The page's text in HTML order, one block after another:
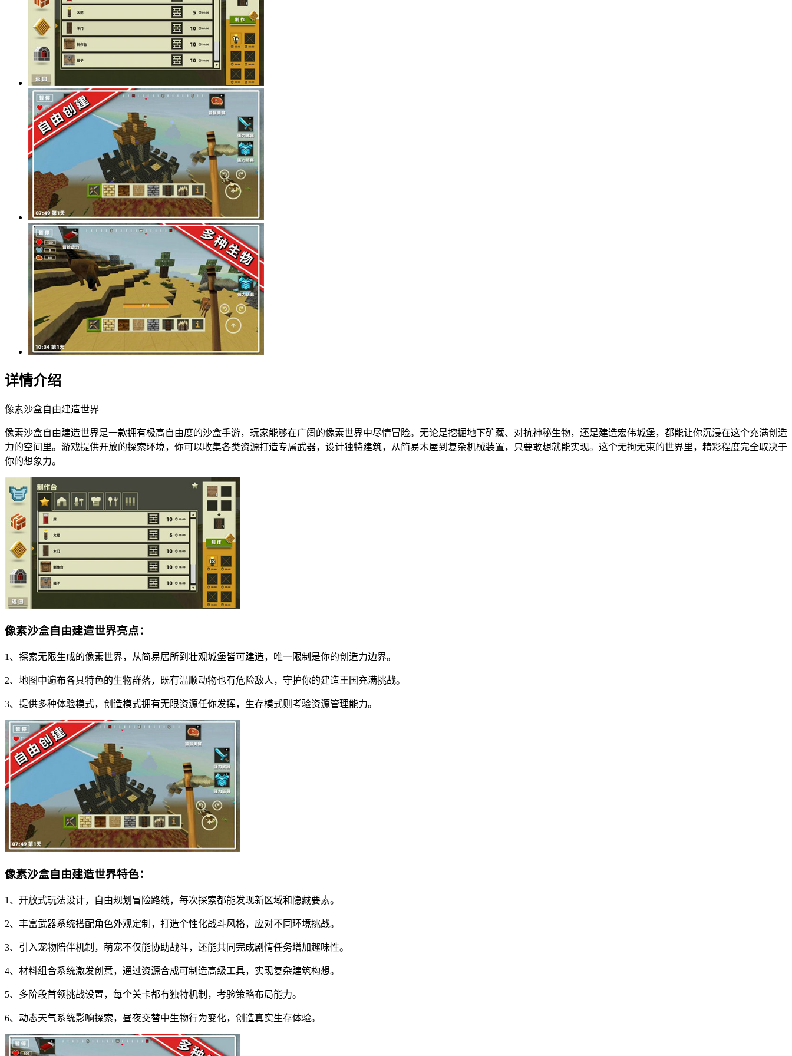
详情介绍
像素沙盒自由建造世界
像素沙盒自由建造世界是一款拥有极高自由度的沙盒手游，玩家能够在广阔的像素世界中尽情冒险。无论是挖掘地下矿藏、对抗神秘生物，还是建造宏伟城堡，都能让你沉浸在这个充满创造
力的空间里。游戏提供开放的探索环境，你可以收集各类资源打造专属武器，设计独特建筑，从简易木屋到复杂机械装置，只要敢想就能实现。这个无拘无束的世界里，精彩程度完全取决于
你的想象力。
像素沙盒自由建造世界亮点：
1、探索无限生成的像素世界，从简易居所到壮观城堡皆可建造，唯一限制是你的创造力边界。
2、地图中遍布各具特色的生物群落，既有温顺动物也有危险敌人，守护你的建造王国充满挑战。
3、提供多种体验模式，创造模式拥有无限资源任你发挥，生存模式则考验资源管理能力。
像素沙盒自由建造世界特色：
1、开放式玩法设计，自由规划冒险路线，每次探索都能发现新区域和隐藏要素。
2、丰富武器系统搭配角色外观定制，打造个性化战斗风格，应对不同环境挑战。
3、引入宠物陪伴机制，萌宠不仅能协助战斗，还能共同完成剧情任务增加趣味性。
4、材料组合系统激发创意，通过资源合成可制造高级工具，实现复杂建筑构想。
5、多阶段首领挑战设置，每个关卡都有独特机制，考验策略布局能力。
6、动态天气系统影响探索，昼夜交替中生物行为变化，创造真实生存体验。